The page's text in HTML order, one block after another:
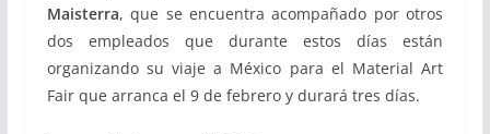
Maisterra, que se encuentra acompañado por otros
dos empleados que durante estos días están
organizando su viaje a México para el Material Art
Fair que arranca el 9 de febrero y durará tres días.